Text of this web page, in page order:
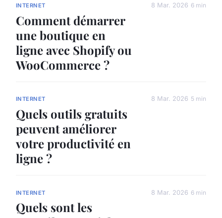
INTERNET
Comment démarrer
une boutique en
ligne avec Shopify ou
WooCommerce ?
8 Mar. 2026 6 min
INTERNET
Quels outils gratuits
peuvent améliorer
votre productivité en
ligne ?
8 Mar. 2026 5 min
INTERNET
Quels sont les
8 Mar. 2026 6 min